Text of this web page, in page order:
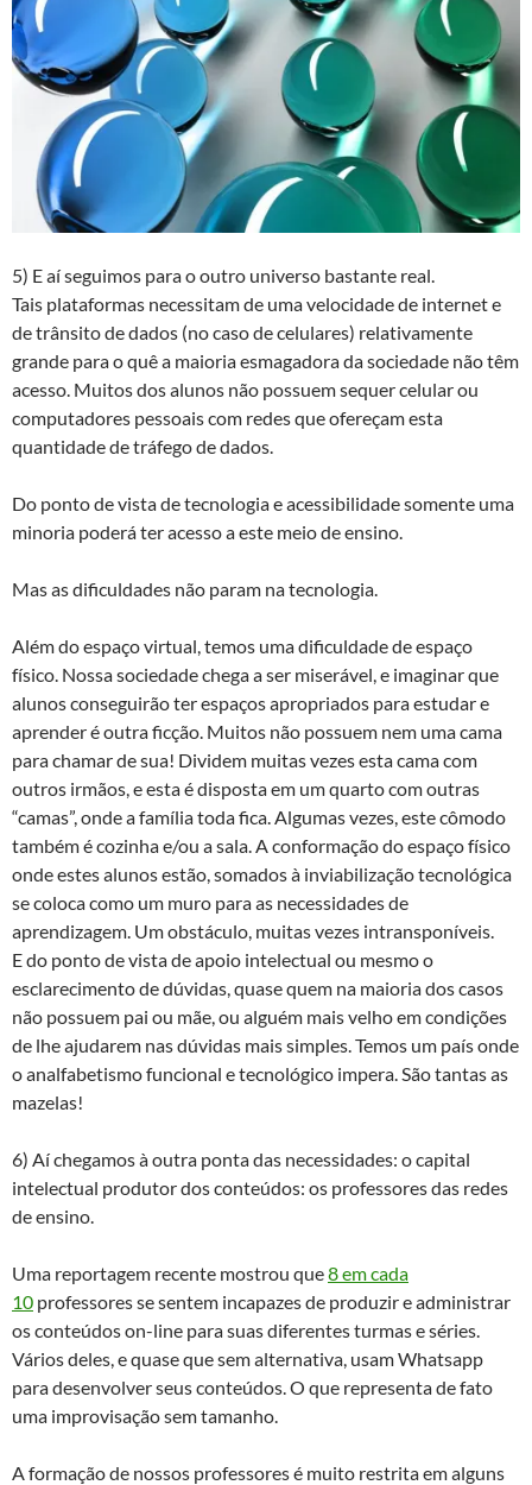
5) E aí seguimos para o outro universo bastante real.
Tais plataformas necessitam de uma velocidade de internet e
de trânsito de dados (no caso de celulares) relativamente
grande para o quê a maioria esmagadora da sociedade não têm
acesso. Muitos dos alunos não possuem sequer celular ou
computadores pessoais com redes que ofereçam esta
quantidade de tráfego de dados.
Do ponto de vista de tecnologia e acessibilidade somente uma
minoria poderá ter acesso a este meio de ensino.
Mas as dificuldades não param na tecnologia.
Além do espaço virtual, temos uma dificuldade de espaço
físico. Nossa sociedade chega a ser miserável, e imaginar que
alunos conseguirão ter espaços apropriados para estudar e
aprender é outra ficção. Muitos não possuem nem uma cama
para chamar de sua! Dividem muitas vezes esta cama com
outros irmãos, e esta é disposta em um quarto com outras
“camas”, onde a família toda fica. Algumas vezes, este cômodo
também é cozinha e/ou a sala. A conformação do espaço físico
onde estes alunos estão, somados à inviabilização tecnológica
se coloca como um muro para as necessidades de
aprendizagem. Um obstáculo, muitas vezes intransponíveis.
E do ponto de vista de apoio intelectual ou mesmo o
esclarecimento de dúvidas, quase quem na maioria dos casos
não possuem pai ou mãe, ou alguém mais velho em condições
de lhe ajudarem nas dúvidas mais simples. Temos um país onde
o analfabetismo funcional e tecnológico impera. São tantas as
mazelas!
6) Aí chegamos à outra ponta das necessidades: o capital
intelectual produtor dos conteúdos: os professores das redes
de ensino.
Uma reportagem recente mostrou que8 em cada
10 professores se sentem incapazes de produzir e administrar
os conteúdos on-line para suas diferentes turmas e séries.
Vários deles, e quase que sem alternativa, usam Whatsapp
para desenvolver seus conteúdos. O que representa de fato
uma improvisação sem tamanho.
A formação de nossos professores é muito restrita em alguns